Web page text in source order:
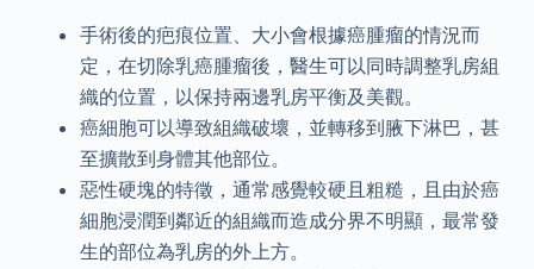
手術後的疤痕位置、大小會根據癌腫瘤的情況而
定，在切除乳癌腫瘤後，醫生可以同時調整乳房組
織的位置，以保持兩邊乳房平衡及美觀。
癌細胞可以導致組織破壞，並轉移到腋下淋巴，甚
至擴散到身體其他部位。
惡性硬塊的特徵，通常感覺較硬且粗糙，且由於癌
細胞浸潤到鄰近的組織而造成分界不明顯，最常發
生的部位為乳房的外上方。